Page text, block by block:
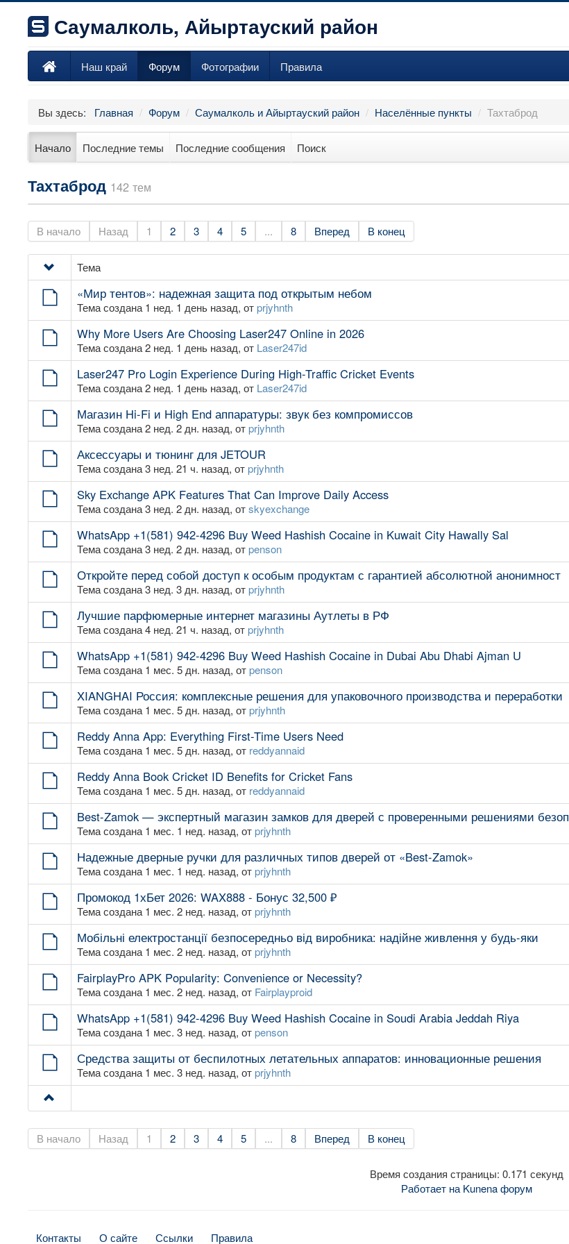
Саумалколь, Айыртауский район
Наш край Форум Фотографии Правила
Вы здесь: Главная / Форум / Саумалколь и Айыртауский район / Населённые пункты / Тахтаброд
Начало Последние темы Последние сообщения Поиск
Тахтаброд 142 тем
В начало Назад 1 2 3 4 5 ... 8 Вперед В конец
Тема
«Мир тентов»: надежная защита под открытым небом
Тема создана 1 нед. 1 день назад, отprjyhnth
Why More Users Are Choosing Laser247 Online in 2026
Тема создана 2 нед. 1 день назад, от Laser247id
Laser247 Pro Login Experience During High-Traffic Cricket Events
Тема создана 2 нед. 1 день назад, от Laser247id
Магазин Hi-Fi и High End аппаратуры: звук без компромиссов
Тема создана 2 нед. 2 дн. назад, отprjyhnth
Аксессуары и тюнинг для JETOUR
Тема создана 3 нед. 21 ч. назад, отprjyhnth
Sky Exchange APK Features That Can Improve Daily Access
Тема создана 3 нед. 2 дн. назад, отskyexchange
WhatsApp +1(581) 942-4296 Buy Weed Hashish Cocaine in Kuwait City Hawally Sal
Тема создана 3 нед. 2 дн. назад, отpenson
Откройте перед собой доступ к особым продуктам с гарантией абсолютной анонимност
Тема создана 3 нед. 3 дн. назад, отprjyhnth
Лучшие парфюмерные интернет магазины Аутлеты в РФ
Тема создана 4 нед. 21 ч. назад, отprjyhnth
WhatsApp +1(581) 942-4296 Buy Weed Hashish Cocaine in Dubai Abu Dhabi Ajman U
Тема создана 1 мес. 5 дн. назад, отpenson
XIANGHAI Россия: комплексные решения для упаковочного производства и переработки
Тема создана 1 мес. 5 дн. назад, отprjyhnth
Reddy Anna App: Everything First-Time Users Need
Тема создана 1 мес. 5 дн. назад, от reddyannaid
Reddy Anna Book Cricket ID Benefits for Cricket Fans
Тема создана 1 мес. 5 дн. назад, от reddyannaid
Best-Zamok — экспертный магазин замков для дверей с проверенными решениями безоп
Тема создана 1 мес. 1 нед. назад, отprjyhnth
Надежные дверные ручки для различных типов дверей от «Best-Zamok»
Тема создана 1 мес. 1 нед. назад, отprjyhnth
Промокод 1хБет 2026: WAX888 - Бонус 32,500 ₽
Тема создана 1 мес. 2 нед. назад, отprjyhnth
Мобільні електростанції безпосередньо від виробника: надійне живлення у будь-яки
Тема создана 1 мес. 2 нед. назад, отprjyhnth
FairplayPro APK Popularity: Convenience or Necessity?
Тема создана 1 мес. 2 нед. назад, от Fairplayproid
WhatsApp +1(581) 942-4296 Buy Weed Hashish Cocaine in Soudi Arabia Jeddah Riya
Тема создана 1 мес. 3 нед. назад, отpenson
Средства защиты от беспилотных летательных аппаратов: инновационные решения
Тема создана 1 мес. 3 нед. назад, отprjyhnth
В начало Назад 1 2 3 4 5 ... 8 Вперед В конец
Время создания страницы: 0.171 секунд
Работает на Kunena форум
Контакты О сайте Ссылки Правила